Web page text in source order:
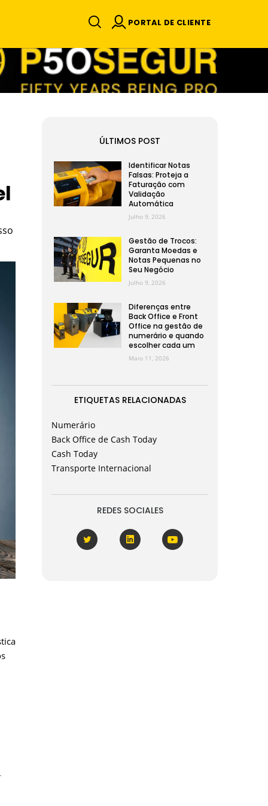
PORTAL DE CLIENTE
ÚLTIMOS POST
Identificar Notas
Falsas: Proteja a
Faturação com
Validação
Automática
Julho 9, 2026
Gestão de Trocos:
Garanta Moedas e
Notas Pequenas no
Seu Negócio
Julho 9, 2026
Diferenças entre
Back Office e Front
Office na gestão de
numerário e quando
escolher cada um
Maio 11, 2026
ETIQUETAS RELACIONADAS
Numerário
Back Office de Cash Today
Cash Today
Transporte Internacional
REDES SOCIALES